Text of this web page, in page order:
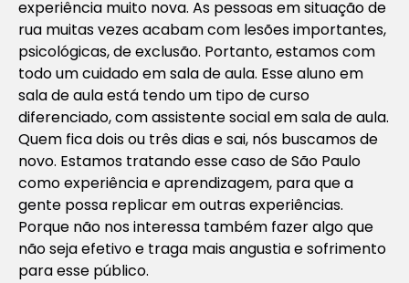
experiência muito nova. As pessoas em situação de
rua muitas vezes acabam com lesões importantes,
psicológicas, de exclusão. Portanto, estamos com
todo um cuidado em sala de aula. Esse aluno em
sala de aula está tendo um tipo de curso
diferenciado, com assistente social em sala de aula.
Quem fica dois ou três dias e sai, nós buscamos de
novo. Estamos tratando esse caso de São Paulo
como experiência e aprendizagem, para que a
gente possa replicar em outras experiências.
Porque não nos interessa também fazer algo que
não seja efetivo e traga mais angustia e sofrimento
para esse público.